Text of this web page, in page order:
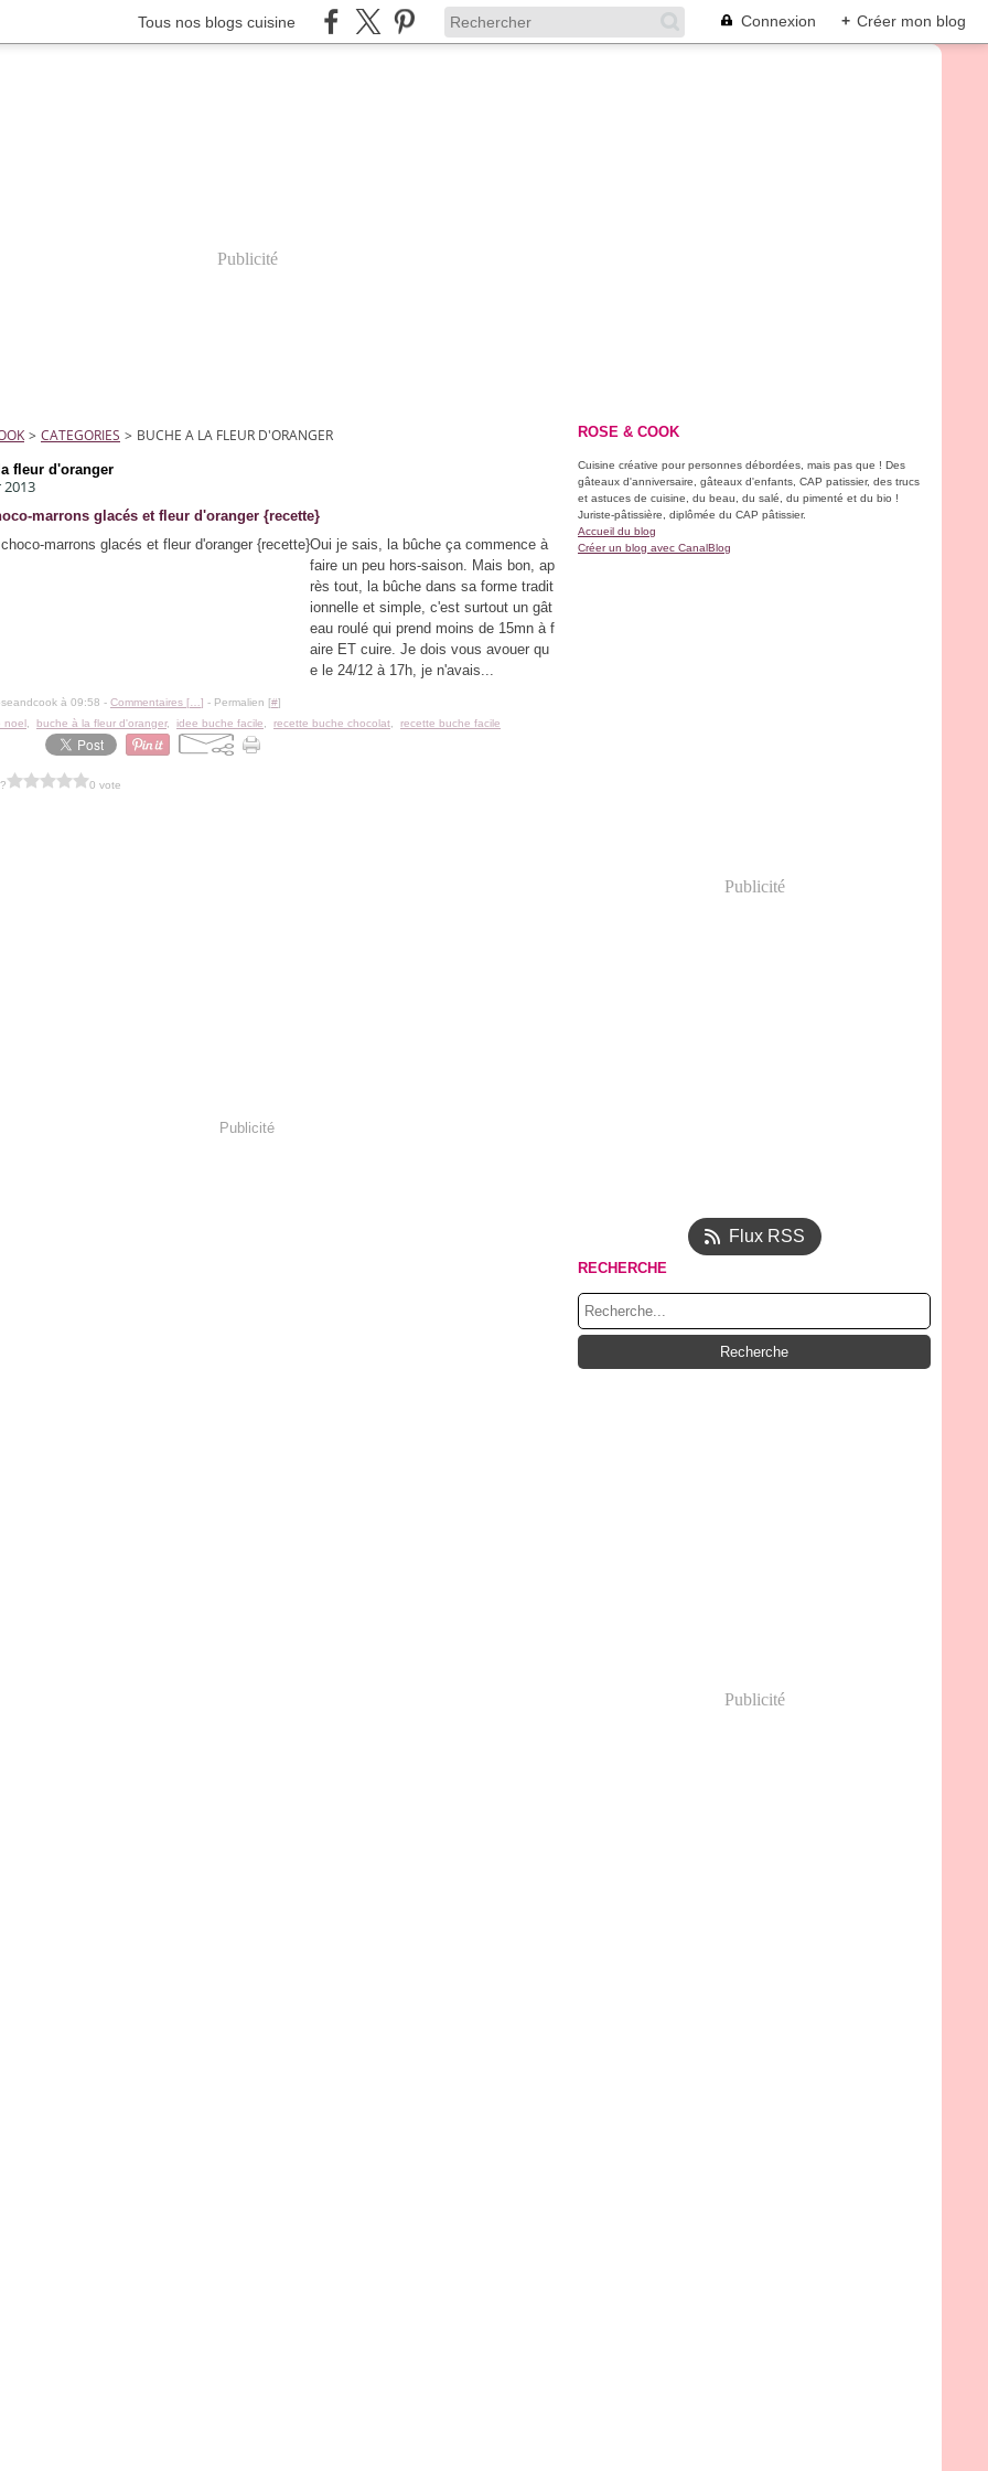
Tous nos blogs cuisine Connexion + Créer mon blog
Publicité
> CATEGORIES > BUCHE A LA FLEUR D'ORANGER
fleur d'oranger
2013
marrons glacés et fleur d'oranger {recette}
Oui je sais, la bûche ça commence à
faire un peu hors-saison. Mais bon, ap
rès tout, la bûche dans sa forme tradit
ionnelle et simple, c'est surtout un gât
eau roulé qui prend moins de 15mn à f
aire ET cuire. Je dois vous avouer qu
e le 24/12 à 17h, je n'avais...
à 09:58 - Commentaires [ ] - Permalien [#]
noel buche à la fleur d'oranger, idee buche facile recette buche chocolat recette buche facile
0 vote
Publicité
ROSE & COOK
Cuisine créative pour personnes débordées, mais pas que ! Des
gâteaux d'anniversaire, gâteaux d'enfants, CAP patissier, des trucs
et astuces de cuisine, du beau, du salé, du pimenté et du bio !
Juriste-pâtissière, diplômée du CAP pâtissier.
Accueil du blog
Créer un blog avec CanalBlog
Publicité
Flux RSS
RECHERCHE
Publicité